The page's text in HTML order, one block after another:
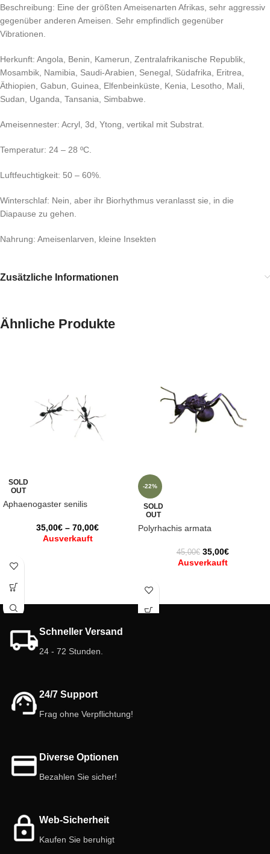
Beschreibung: Eine der größten Ameisenarten Afrikas, sehr aggressiv
gegenüber anderen Ameisen. Sehr empfindlich gegenüber
Vibrationen.
Herkunft: Angola, Benin, Kamerun, Zentralafrikanische Republik,
Mosambik, Namibia, Saudi-Arabien, Senegal, Südafrika, Eritrea,
Äthiopien, Gabun, Guinea, Elfenbeinküste, Kenia, Lesotho, Mali,
Sudan, Uganda, Tansania, Simbabwe.
Ameisennester: Acryl, 3d, Ytong, vertikal mit Substrat.
Temperatur: 24 – 28 ºC.
Luftfeuchtigkeit: 50 – 60%.
Winterschlaf: Nein, aber ihr Biorhythmus veranlasst sie, in die
Diapause zu gehen.
Nahrung: Ameisenlarven, kleine Insekten
Zusätzliche Informationen
Ähnliche Produkte
SOLD
OUT
Aphaenogaster senilis
35,00€ – 70,00€
Ausverkauft
-22%
SOLD
OUT
Polyrhachis armata
45,00€ 35,00€
Ausverkauft
Schneller Versand
24 - 72 Stunden.
24/7 Support
Frag ohne Verpflichtung!
Diverse Optionen
Bezahlen Sie sicher!
Web-Sicherheit
Kaufen Sie beruhigt